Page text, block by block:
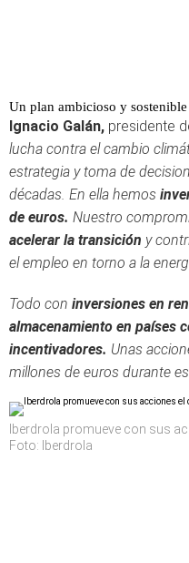
Un plan ambicioso y sostenible
Ignacio Galán, presidente
lucha contra el cambio
estrategia y toma de
décadas. En ella hemos
de euros. Nuestro
acelerar la transición y
el empleo en torno a la
Todo con inversiones en
almacenamiento en países
incentivadores. Unas
millones de euros durante
Iberdrola promueve con sus
Foto: Iberdrola